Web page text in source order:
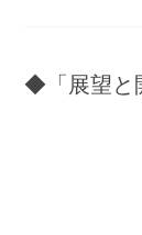
◆「展望と